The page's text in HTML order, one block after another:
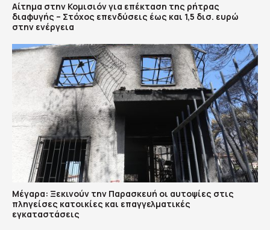
Αίτημα στην Κομισιόν για επέκταση της ρήτρας
διαφυγής – Στόχος επενδύσεις έως και 1,5 δισ. ευρώ
στην ενέργεια
Μέγαρα: Ξεκινούν την Παρασκευή οι αυτοψίες στις
πληγείσες κατοικίες και επαγγελματικές
εγκαταστάσεις